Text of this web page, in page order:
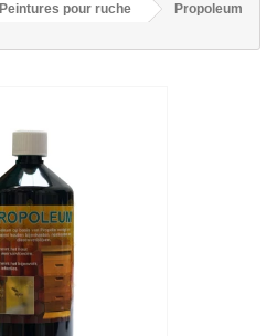
Peintures pour ruche
Propoleum